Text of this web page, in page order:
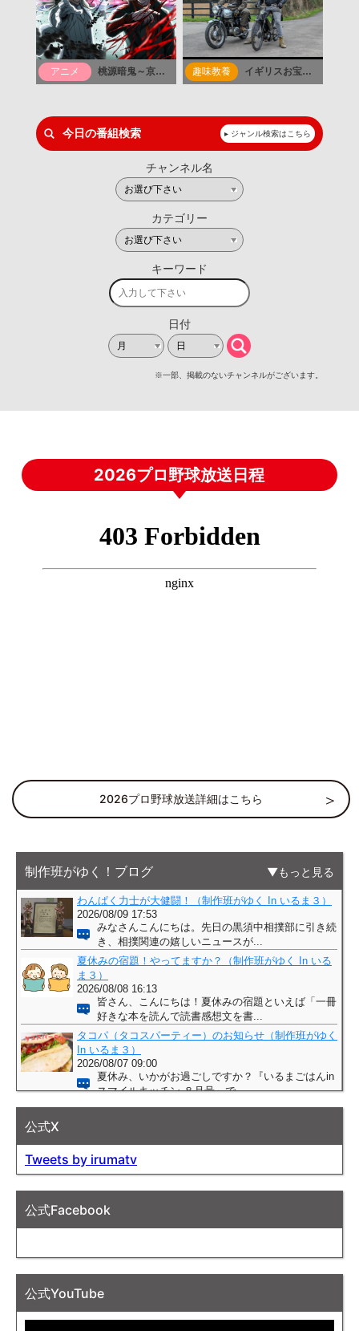
2026プロ野球放送日程
2026プロ野球放送詳細はこちら
制作班がゆく！ブログ もっと見る
公式X
Tweets by irumatv
公式Facebook
公式YouTube